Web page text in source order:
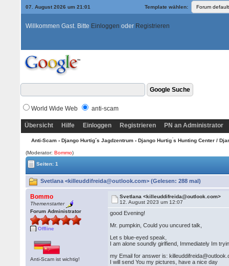
07. August 2026 um 21:01 Template wählen:
Willkommen Gast. Bitte Einloggen oder Registrieren
World Wide Web anti-scam
Übersicht Hilfe Einloggen Registrieren PN an Administrator
Anti-Scam› Django Hurtig´s Jagdzentrum› Django Hurtig ́s Hunting Center /
(Moderator:Bommo)
Seiten: 1
Svetlana <killeuddifreida@outlook.com> (Gelesen: 288 mal)
Bommo
Themenstarter
Forum Administrator
Offline
Anti-Scam ist wichtig!
Svetlana <killeuddifreida@outlook.com>
12. August 2023 um 12:07
good Evening!
Mr. pumpkin, Could you uncured talk,
Let s blue-eyed speak,
I am alone soundly girlfiend, Immediately Im
my Email for answer is:
I will send You my pictures, have a nice day